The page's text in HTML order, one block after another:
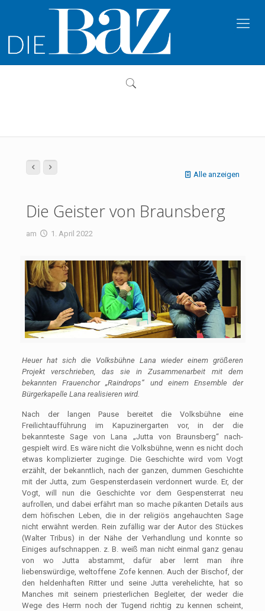
Alle anzeigen
Die Geister von Braunsberg
am 1. April 2022
Heuer hat sich die Volksbühne Lana wieder einem größeren
Projekt verschrieben, das sie in Zusammenarbeit mit dem
bekannten Frauenchor „Raindrops“ und einem Ensemble der
Bürgerkapelle Lana realisieren wird.
Nach der langen Pause bereitet die Volksbühne eine
Freilichtaufführung im Kapuzinergarten vor, in der die
bekannteste Sage von Lana „Jutta von Braunsberg“ nach­
gespielt wird. Es wäre nicht die Volksbühne, wenn es nicht doch
etwas komplizierter zuginge. Die Geschichte wird vom Vogt
erzählt, der bekanntlich, nach der ganzen, dummen Geschichte
mit der Jutta, zum Gespensterdasein verdonnert wurde. Er, der
Vogt, will nun die Geschichte vor dem Gespensterrat neu
aufrollen, und dabei erfährt man so mache pikanten Details aus
dem höfischen Leben, die in der religiös angehauchten Sage
nicht erwähnt werden. Rein zufällig war der Autor des Stückes
(Walter Tribus) in der Nähe der Verhandlung und konnte so
Einiges aufschnappen. z. B. weiß man nicht einmal ganz genau
von wo Jutta abstammt, dafür aber lernt man ihre
liebenswürdige, weltoffene Zofe kennen. Auch der Bischof, der
den heldenhaften Ritter und seine Jutta verehelichte, hat so
Manches mit seinem priesterlichen Begleiter, der weder die
Wege des Herrn noch der Tugend richtig zu kennen scheint,